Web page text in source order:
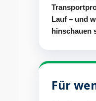
Lauf – und
hinschauen
Für